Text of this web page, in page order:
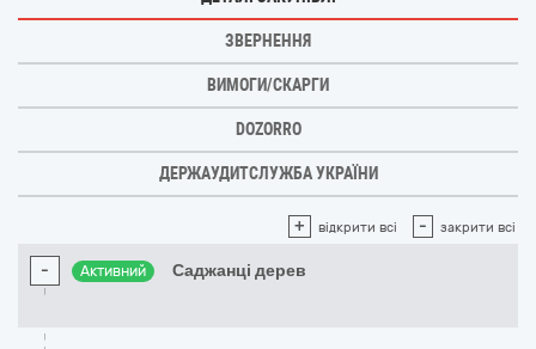
ЗВЕРНЕННЯ
ВИМОГИ/СКАРГИ
DOZORRO
ДЕРЖАУДИТСЛУЖБА УКРАЇНИ
+ відкрити всі - закрити всі
- Активний Саджанці дерев